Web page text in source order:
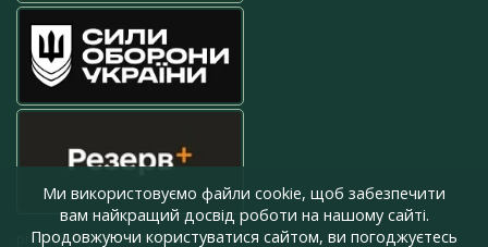
press@armyinform.com.ua
Ми використовуємо файли cookie, щоб забезпечити
вам найкращий досвід роботи на нашому сайті.
Продовжуючи користуватися сайтом, ви погоджуєтесь